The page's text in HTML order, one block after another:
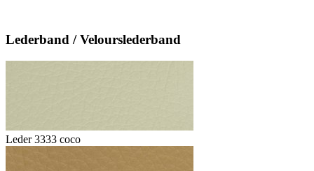
Lederband / Velourslederband
Leder 3333 coco